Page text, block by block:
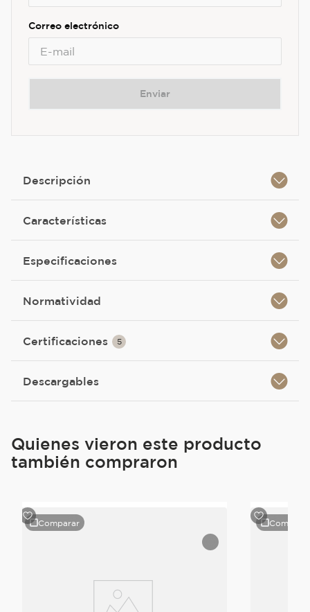
Enviar
Descripción
Características
Especificaciones
Normatividad
Certificaciones 5
Descargables
Quienes vieron este producto
también compraron
Comparar Comparar